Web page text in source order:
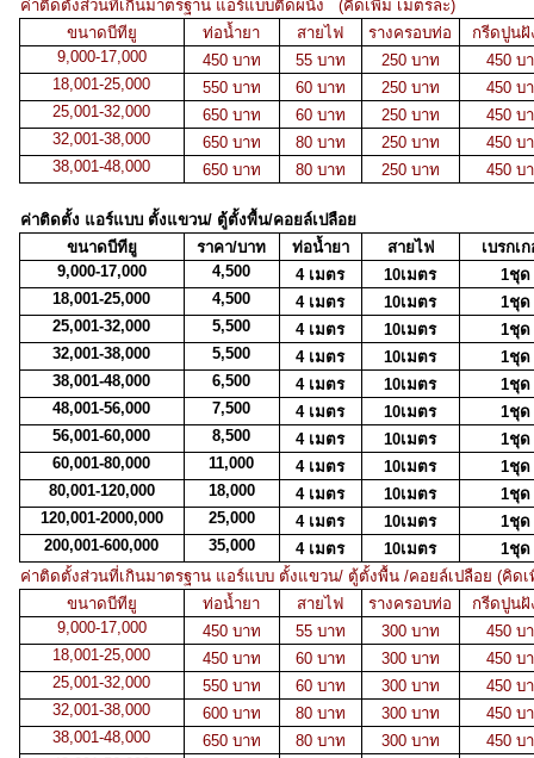
ค่าติดตั้งส่วนที่เกินมาตรฐาน แอร์แบบติดผนัง (คิดเพิ่ม เมตรละ)
ขนาดบีทียู
ท่อน้ำยา สายไฟ รางครอบท่อ
กรีดปูนฝั
9,000-17,000
450 บาท 55 บาท 250 บาท
450 บ
18,001-25,000
550 บาท 60 บาท 250 บาท
450 บ
25,001-32,000
650 บาท 60 บาท 250 บาท
450 บ
32,001-38,000
650 บาท 80 บาท 250 บาท
450 บ
38,001-48,000
650 บาท 80 บาท 250 บาท 450 บ
ค่าติดตั้ง แอร์แบบ ตั้งแขวน/ ตู้ตั้งพื้น/คอยล์เปลือย
ขนาดบีทียู
ราคา/บาท ท่อน้ำยา สายไฟ
เบรกเ
9,000-17,000
4,500 4 เมตร 10เมตร
1ชุด
18,001-25,000
4,500 4 เมตร 10เมตร
1ชุด
25,001-32,000
5,500 4 เมตร 10เมตร
1ชุด
32,001-38,000
5,500 4 เมตร 10เมตร
1ชุด
38,001-48,000
6,500 4 เมตร 10เมตร
1ชุด
48,001-56,000
7,500 4 เมตร 10เมตร
1ชุด
56,001-60,000
8,500 4 เมตร 10เมตร
1ชุด
60,001-80,000
11,000 4 เมตร 10เมตร
1ชุด
80,001-120,000
18,000 4 เมตร 10เมตร
1ชุด
120,001-2000,000
25,000 4 เมตร 10เมตร
1ชุด
200,001-600,000
35,000 4 เมตร 10เมตร
1ชุด
ค่าติดตั้งส่วนที่เกินมาตรฐาน แอร์แบบ ตั้งแขวน/ ตู้ตั้งพื้น /คอยล์เปลือย (คิดเ
ขนาดบีทียู
ท่อน้ำยา สายไฟ รางครอบท่อ
กรีดปูนฝั
9,000-17,000
450 บาท 55 บาท 300 บาท
450 บ
18,001-25,000
450 บาท 60 บาท 300 บาท
450 บ
25,001-32,000
550 บาท 60 บาท 300 บาท
450 บ
32,001-38,000
600 บาท 80 บาท 300 บาท
450 บ
38,001-48,000
650 บาท 80 บาท 300 บาท
450 บ